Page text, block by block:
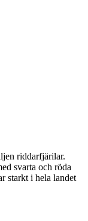
riddarfjärilar.
svarta och röda
starkt i hela landet